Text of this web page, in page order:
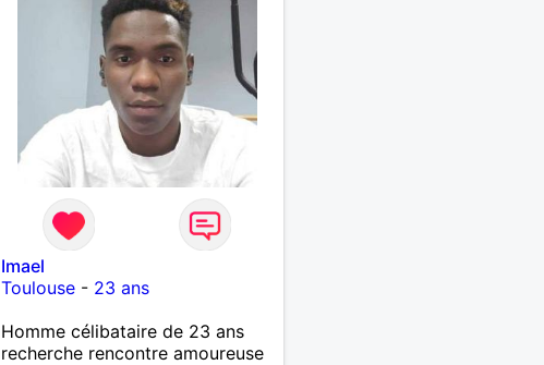
Imael
Toulouse - 23 ans
Homme célibataire de 23 ans
recherche rencontre amoureuse